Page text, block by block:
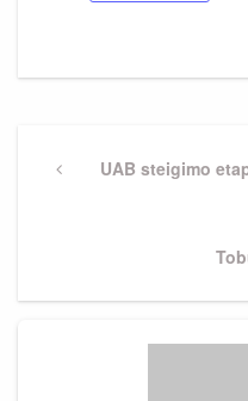
tarpPreviousUAB steigimo